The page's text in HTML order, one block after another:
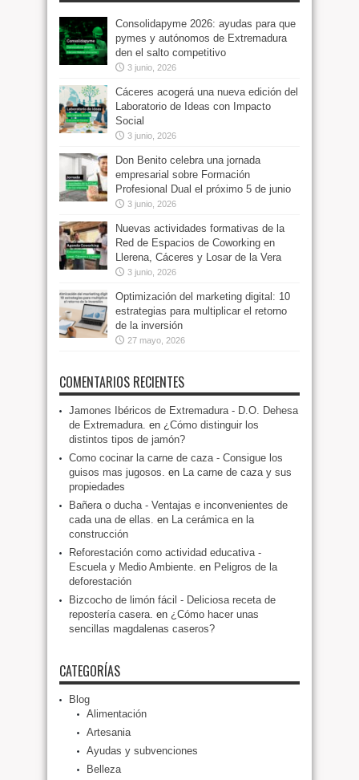
Consolidapyme 2026: ayudas para que
pymes y autónomos de Extremadura
den el salto competitivo
3 junio, 2026
Cáceres acogerá una nueva edición del
Laboratorio de Ideas con Impacto
Social
3 junio, 2026
Don Benito celebra una jornada
empresarial sobre Formación
Profesional Dual el próximo 5 de junio
3 junio, 2026
Nuevas actividades formativas de la
Red de Espacios de Coworking en
Llerena, Cáceres y Losar de la Vera
3 junio, 2026
Optimización del marketing digital: 10
estrategias para multiplicar el retorno
de la inversión
27 mayo, 2026
COMENTARIOS RECIENTES
Jamones Ibéricos de Extremadura - D.O. Dehesa
de Extremadura. en ¿Cómo distinguir los
distintos tipos de jamón?
Como cocinar la carne de caza - Consigue los
guisos mas jugosos. en La carne de caza y sus
propiedades
Bañera o ducha - Ventajas e inconvenientes de
cada una de ellas. en La cerámica en la
construcción
Reforestación como actividad educativa -
Escuela y Medio Ambiente. en Peligros de la
deforestación
Bizcocho de limón fácil - Deliciosa receta de
repostería casera. en ¿Cómo hacer unas
sencillas magdalenas caseros?
CATEGORÍAS
Blog
Alimentación
Artesania
Ayudas y subvenciones
Belleza